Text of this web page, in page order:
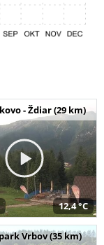
- Ždiar (29 km)
12,4 °C
Vrbov (35 km)